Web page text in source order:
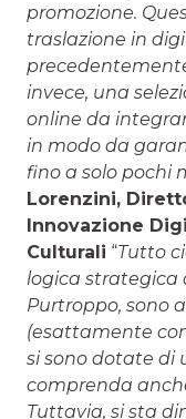
promozione.
traslazione in
invece, una
online da
in modo da
fino a solo pochi
Lorenzini,
Innovazione
Culturali “Tutto
logica strategica
Purtroppo, sono
(esattamente
si sono dotate di
comprenda
Tuttavia, si sta